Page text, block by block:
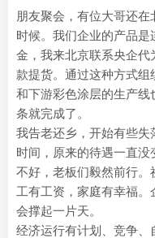
朋友聚会，有位大哥还
时候。我们企业的产品
金，我来北京联系央企
款提货。通过这种方式
和下游彩色涂层的生产
条就完成了。
我告老还乡，开始有些
时间，原来的待遇一直
不好，老板们毅然前行
工有工资，家庭有幸福
会撑起一片天。
经济运行有计划、竞争、